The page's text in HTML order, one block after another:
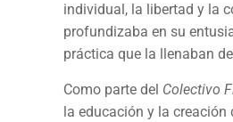
individual, la libertad y la
profundizaba en su
práctica que la llenaban
Como parte del Colectivo
la educación y la